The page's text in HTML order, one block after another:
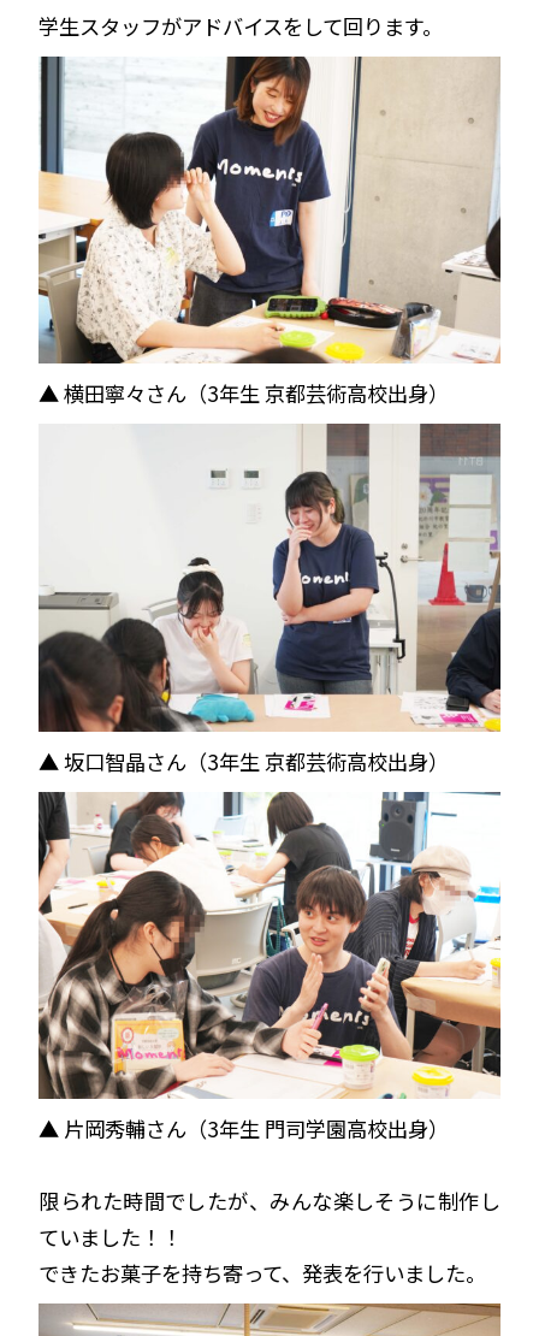
学生スタッフがアドバイスをして回ります。
▲ 横田寧々さん（3年生 京都芸術高校出身）
▲ 坂口智晶さん（3年生 京都芸術高校出身）
▲ 片岡秀輔さん（3年生 門司学園高校出身）
限られた時間でしたが、みんな楽しそうに制作し
ていました！！
できたお菓子を持ち寄って、発表を行いました。